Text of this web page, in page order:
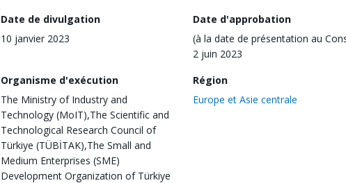
Date de divulgation
10 janvier 2023
Date d'approbation
(à la date de présentation au
2 juin 2023
Organisme d'exécution
The Ministry of Industry and
Technology (MoIT),The Scientific and
Technological Research Council of
Türkiye (TÜBİTAK),The Small and
Medium Enterprises (SME)
Development Organization of Türkiye
Région
Europe et Asie centrale